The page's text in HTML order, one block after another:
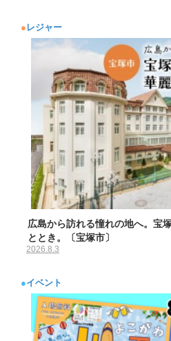
● レジャー
広島から訪れる憧れの地へ。宝
ととき。〔宝塚市〕
2026.8.3
●イベント